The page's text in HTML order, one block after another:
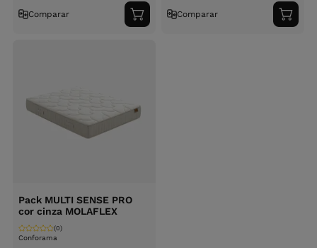
Comparar
Adicionar
ao
Comparar
ao
Pack MULTI SENSE PRO
cor cinza MOLAFLEX
Conforama
(0)